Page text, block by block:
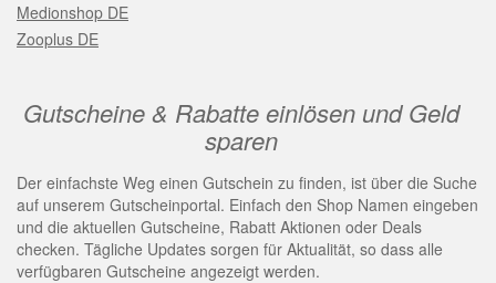
Medionshop DE
Zooplus DE
Gutscheine & Rabatte einlösen und Geld
sparen
Der einfachste Weg einen Gutschein zu finden, ist über die Suche
auf unserem Gutscheinportal. Einfach den Shop Namen eingeben
und die aktuellen Gutscheine, Rabatt Aktionen oder Deals
checken. Tägliche Updates sorgen für Aktualität, so dass alle
verfügbaren Gutscheine angezeigt werden.